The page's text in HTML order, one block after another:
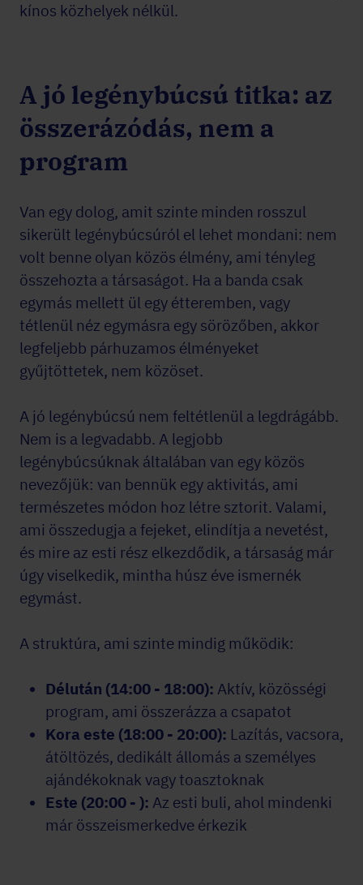
kínos közhelyek nélkül.
A jó legénybúcsú titka: az
összerázódás, nem a
program
Van egy dolog, amit szinte minden rosszul
sikerült legénybúcsúról el lehet mondani: nem
volt benne olyan közös élmény, ami tényleg
összehozta a társaságot. Ha a banda csak
egymás mellett ül egy étteremben, vagy
tétlenül néz egymásra egy sörözőben, akkor
legfeljebb párhuzamos élményeket
gyűjtöttetek, nem közöset.
A jó legénybúcsú nem feltétlenül a legdrágább.
Nem is a legvadabb. A legjobb
legénybúcsúknak általában van egy közös
nevezőjük: van bennük egy aktivitás, ami
természetes módon hoz létre sztorit. Valami,
ami összedugja a fejeket, elindítja a nevetést,
és mire az esti rész elkezdődik, a társaság már
úgy viselkedik, mintha húsz éve ismernék
egymást.
A struktúra, ami szinte mindig működik:
Délután (14:00 - 18:00): Aktív, közösségi
program, ami összerázza a csapatot
Kora este (18:00 - 20:00): Lazítás, vacsora,
átöltözés, dedikált állomás a személyes
ajándékoknak vagy toasztoknak
Este (20:00 - ): Az esti buli, ahol mindenki
már összeismerkedve érkezik